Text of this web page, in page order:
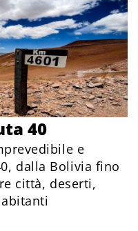
40
e
dalla Bolivia fino
città, deserti,